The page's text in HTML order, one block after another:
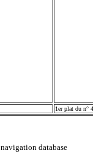
1er plat du n° 4
navigation database